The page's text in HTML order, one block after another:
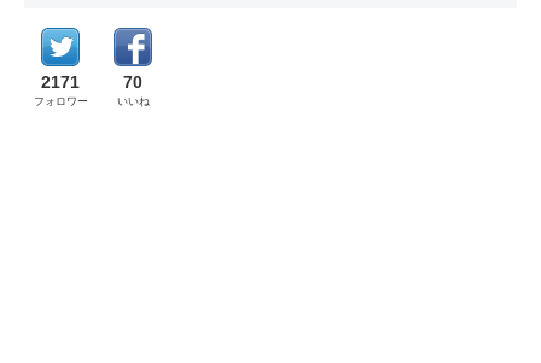
2171
フォロワー
70
いいね